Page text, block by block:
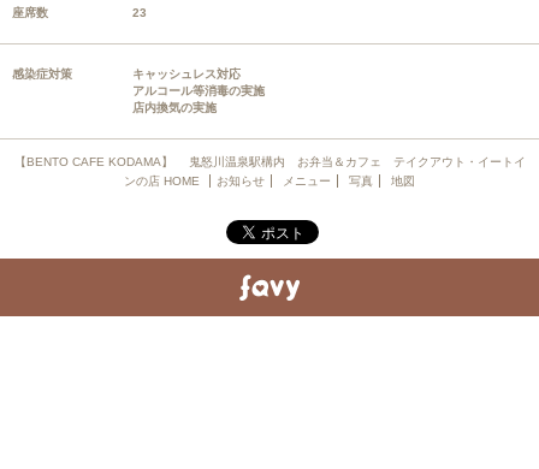
座席数 23
感染症対策
キャッシュレス対応
アルコール等消毒の実施
店内換気の実施
【BENTO CAFE KODAMA】 鬼怒川温泉駅構内 お弁当＆カフェ テイクアウト・イートイ
ンの店 HOME
お知らせ メニュー 写真 地図